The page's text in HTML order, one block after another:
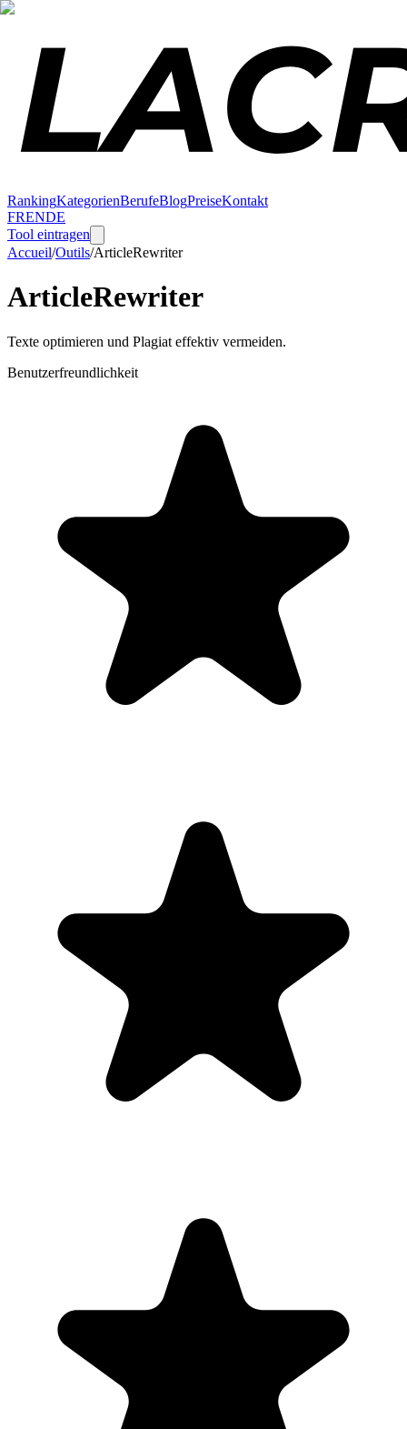
RankingKategorienBerufeBlogPreiseKontakt
FRENDE
Tool eintragen
Accueil/Outils/ArticleRewriter
ArticleRewriter
Texte optimieren und Plagiat effektiv vermeiden.
Benutzerfreundlichkeit